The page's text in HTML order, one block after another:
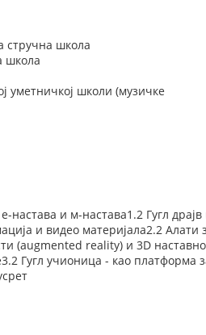
стручна школа
школа
уметничкој школи (музичке
и м-настава1.2 Гугл драјв
и видео материјала2.2 Алати
(augmented reality) и 3D
Гугл учионица - као